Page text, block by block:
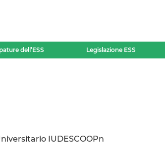
dell’ESS Legislazione ESS
IUDESCOOPn